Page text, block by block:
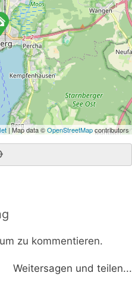
| Map data ©OpenStreetMapcontributors
zu kommentieren.
Weitersagen und teilen...